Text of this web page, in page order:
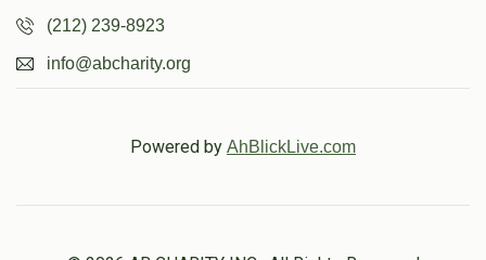
(212) 239-8923
info@abcharity.org
Powered by AhBlickLive.com